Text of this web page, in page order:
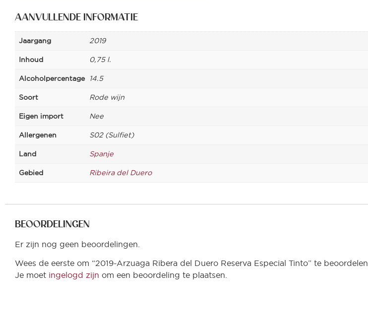
AANVULLENDE INFORMATIE
Jaargang 2019
Inhoud 0,75 l.
Alcoholpercentage 14.5
Soort Rode wijn
Eigen import Nee
Allergenen S02 (Sulfiet)
Land Spanje
Gebied Ribeira del Duero
BEOORDELINGEN
Er zijn nog geen beoordelingen.
Wees de eerste om “2019-Arzuaga Ribera del Duero Reserva Especial Tinto” te beoordelen
Je moet ingelogd zijn om een beoordeling te plaatsen.